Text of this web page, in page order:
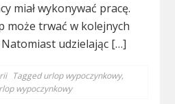
miał wykonywać pracę.
może trwać w kolejnych
udzielając […]
Taggedurlop wypoczynkowy,
wypoczynkowy